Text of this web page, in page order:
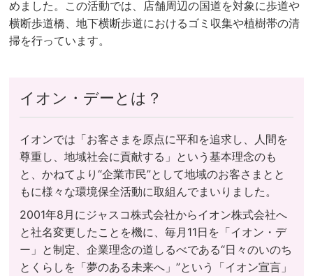
めました。この活動では、店舗周辺の国道を対象に歩道や
横断歩道橋、地下横断歩道におけるゴミ収集や植樹帯の清
掃を行っています。
イオン・デーとは？
イオンでは「お客さまを原点に平和を追求し、人間を
尊重し、地域社会に貢献する」という基本理念のも
と、かねてより“企業市民”として地域のお客さまとと
もに様々な環境保全活動に取組んでまいりました。
2001年8月にジャスコ株式会社からイオン株式会社へ
と社名変更したことを機に、毎月11日を「イオン・デ
ー」と制定、企業理念の道しるべである“日々のいのち
とくらしを「夢のある未来へ」”という「イオン宣言」